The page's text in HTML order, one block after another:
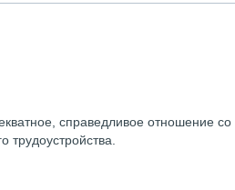
справедливое отношение со